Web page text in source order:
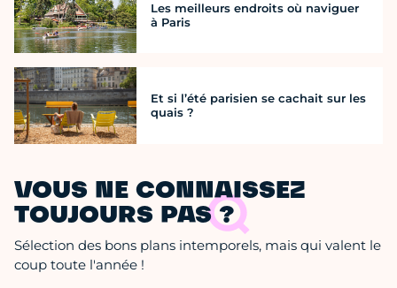
Les meilleurs endroits où naviguer
à Paris
Et si l’été parisien se cachait sur les
quais ?
VOUS NE CONNAISSEZ
TOUJOURS PAS ?
Sélection des bons plans intemporels, mais qui valent le
coup toute l'année !